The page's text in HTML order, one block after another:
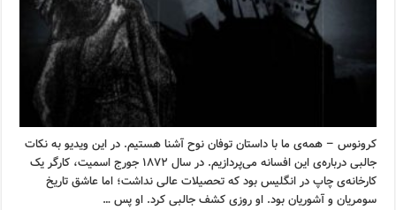
کرونوس – همه‌ی ما با داستان توفان نوح آشنا هستیم. در این ویدیو به نکات
جالبی درباره‌ی این افسانه می‌پردازیم. در سال ۱۸۷۲ جورج اسمیت، کارگر یک
کارخانه‌ی چاپ در انگلیس بود که تحصیلات عالی نداشت؛ اما عاشق تاریخ
سومریان و آشوریان بود. او روزی کشف جالبی کرد. او پس …